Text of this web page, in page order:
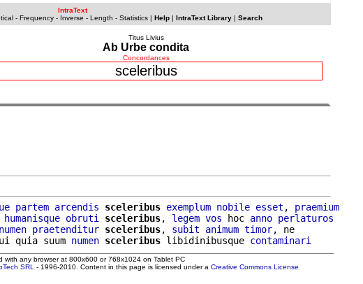
IntraText
- Frequency- Inverse - Length - Statistics| Help| IntraText Library| Search
Titus Livius
Ab Urbe condita
Concordances
sceleribus
partem arcendis sceleribus exemplum nobile esset , praemium
humanisque obruti sceleribus, legem vos hoc anno perlaturos
numen praetenditur sceleribus, subit animum timor, ne
quia suum numen sceleribus libidinibusque contaminari
with any browser at 800x600 or 768x1024 on Tablet PC
SRL - 1996-2010. Content in this page is licensed under a Creative Commons License